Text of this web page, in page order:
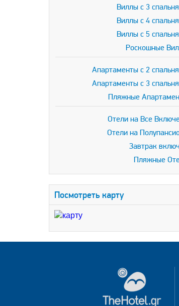
Виллы с 3
Виллы с 4
Виллы с 5
Роскошные
Апартаменты с 2
Апартаменты с 3
Пляжные
Отели на Все
Отели на
Завтрак
Пляжные
Посмотреть карту